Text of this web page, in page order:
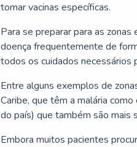
tomar vacinas específicas.
Para se preparar para as
doença frequentemente de
todos os cuidados necessários
Entre alguns exemplos de
Caribe, que têm a malária
do país) que também são mais
Embora muitos pacientes